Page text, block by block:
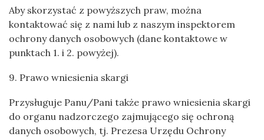
Aby skorzystać z powyższych praw, można
kontaktować się z nami lub z naszym inspektorem
ochrony danych osobowych (dane kontaktowe w
punktach 1. i 2. powyżej).
9. Prawo wniesienia skargi
Przysługuje Panu/Pani także prawo wniesienia skargi
do organu nadzorczego zajmującego się ochroną
danych osobowych, tj. Prezesa Urzędu Ochrony